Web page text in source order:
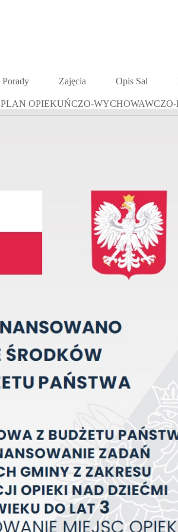
Porady Zajęcia Opis Sal
PLAN OPIEKUŃCZO-